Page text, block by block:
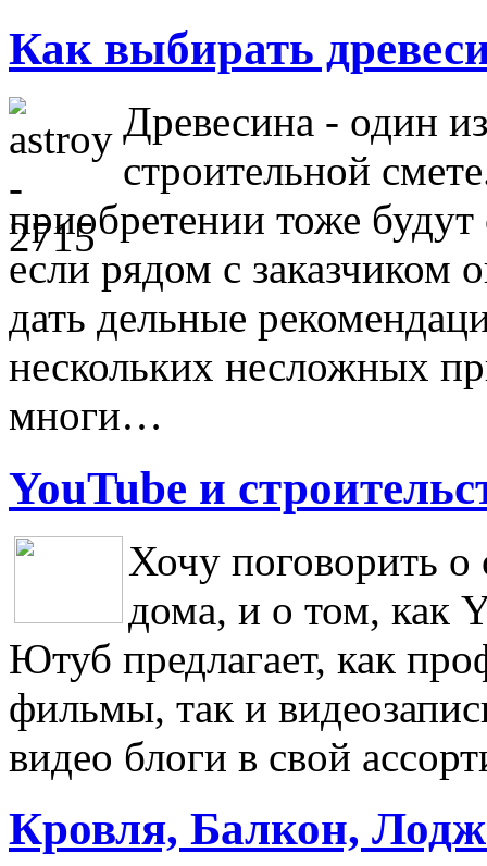
Как выбирать
Древесина - один
строительной
приобретении тоже
если рядом с заказчиком
дать дельные
нескольких несложных
многи…
YouTube и
Хочу поговорить о
дома, и о том, как
Ютуб предлагает, как
фильмы, так и
видео блоги в свой
Кровля, Балкон,